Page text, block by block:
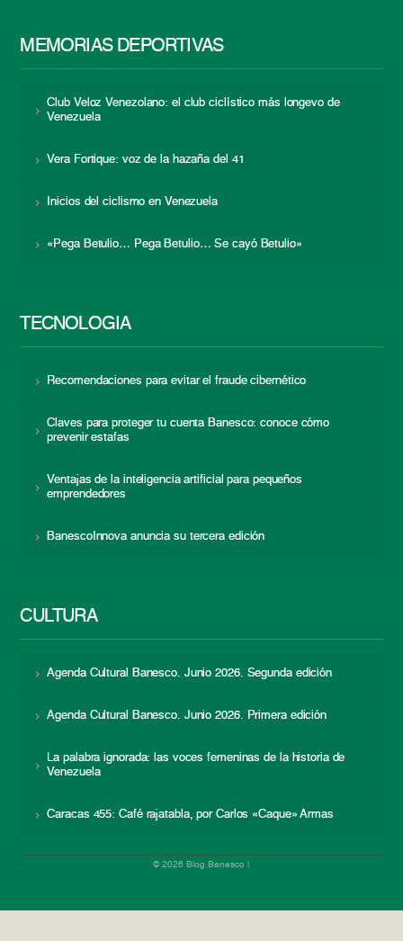
MEMORIAS DEPORTIVAS
Club Veloz Venezolano: el club ciclístico más longevo de
Venezuela
Vera Fortique: voz de la hazaña del 41
Inicios del ciclismo en Venezuela
«Pega Betulio… Pega Betulio… Se cayó Betulio»
TECNOLOGÍA
Recomendaciones para evitar el fraude cibernético
Claves para proteger tu cuenta Banesco: conoce cómo
prevenir estafas
Ventajas de la inteligencia artificial para pequeños
emprendedores
BanescoInnova anuncia su tercera edición
CULTURA
Agenda Cultural Banesco. Junio 2026. Segunda edición
Agenda Cultural Banesco. Junio 2026. Primera edición
La palabra ignorada: las voces femeninas de la historia de
Venezuela
Caracas 455: Café rajatabla, por Carlos «Caque» Armas
© 2026 Blog Banesco |